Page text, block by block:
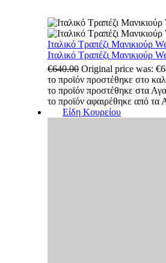
Ιταλικό Τραπέζι Μανικιούρ
Ιταλικό Τραπέζι Μανικιούρ
€640.00 Original price was:
το προϊόν προστέθηκε στο
το προϊόν προστέθηκε στα
το προϊόν αφαιρέθηκε από τα
Είδη Κουρείου